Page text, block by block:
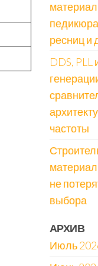
ресниц и
DDS, PLL
частоты
не
выбора
АРХИВ
Июль